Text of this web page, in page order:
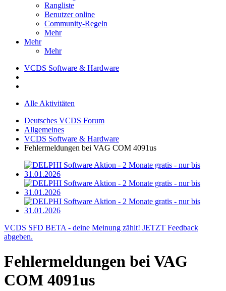
Rangliste
Benutzer online
Community-Regeln
Mehr
Mehr
Mehr
VCDS Software & Hardware
Alle Aktivitäten
Deutsches VCDS Forum
Allgemeines
VCDS Software & Hardware
Fehlermeldungen bei VAG COM 4091us
VCDS SFD BETA - deine Meinung zählt! JETZT Feedback
abgeben.
Fehlermeldungen bei VAG
COM 4091us